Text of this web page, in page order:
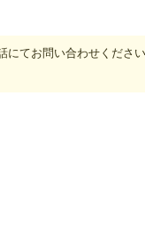
にてお問い合わせくださ